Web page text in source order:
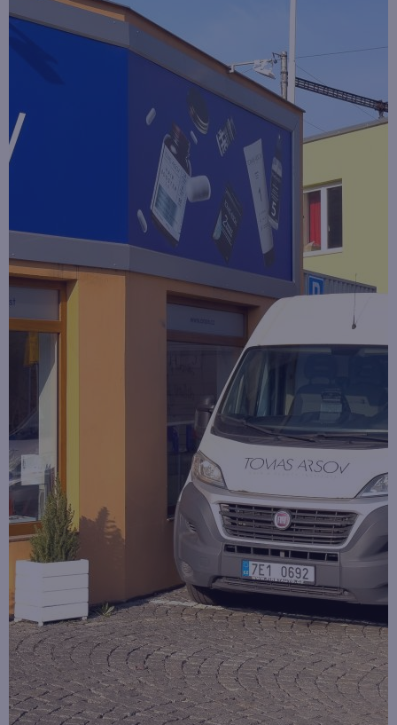
Soutěž o cestu na Floridu - ukončena